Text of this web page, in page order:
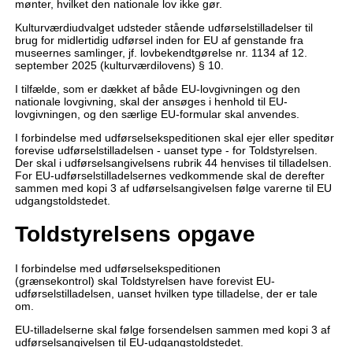
mønter, hvilket den nationale lov ikke gør.
Kulturværdiudvalget udsteder stående udførselstilladelser til
brug for midlertidig udførsel inden for EU af genstande fra
museernes samlinger, jf. lovbekendtgørelse nr. 1134 af 12.
september 2025 (kulturværdilovens) § 10.
I tilfælde, som er dækket af både EU-lovgivningen og den
nationale lovgivning, skal der ansøges i henhold til EU-
lovgivningen, og den særlige EU-formular skal anvendes.
I forbindelse med udførselsekspeditionen skal ejer eller speditør
forevise udførselstilladelsen - uanset type - for Toldstyrelsen.
Der skal i udførselsangivelsens rubrik 44 henvises til tilladelsen.
For EU-udførselstilladelsernes vedkommende skal de derefter
sammen med kopi 3 af udførselsangivelsen følge varerne til EU
udgangstoldstedet.
Toldstyrelsens opgave
I forbindelse med udførselsekspeditionen
(grænsekontrol) skal Toldstyrelsen have forevist EU-
udførselstilladelsen, uanset hvilken type tilladelse, der er tale
om.
EU-tilladelserne skal følge forsendelsen sammen med kopi 3 af
udførselsangivelsen til EU-udgangstoldstedet.